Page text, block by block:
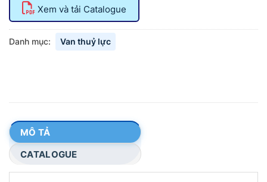
Xem và tải Catalogue
Danh mục: Van thuỷ lực
MÔ TẢ
CATALOGUE